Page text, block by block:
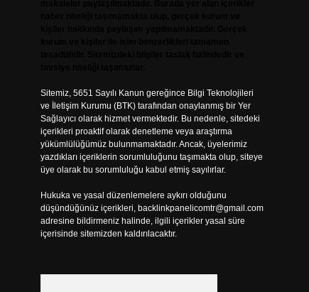
Sitemiz, 5651 Sayılı Kanun gereğince Bilgi Teknolojileri
ve İletişim Kurumu (BTK) tarafından onaylanmış bir Yer
Sağlayıcı olarak hizmet vermektedir. Bu nedenle, sitedeki
içerikleri proaktif olarak denetleme veya araştırma
yükümlülüğümüz bulunmamaktadır. Ancak, üyelerimiz
yazdıkları içeriklerin sorumluluğunu taşımakta olup, siteye
üye olarak bu sorumluluğu kabul etmiş sayılırlar.
Hukuka ve yasal düzenlemelere aykırı olduğunu
düşündüğünüz içerikleri, backlinkpanelicomtr@gmail.com
adresine bildirmeniz halinde, ilgili içerikler yasal süre
içerisinde sitemizden kaldırılacaktır.